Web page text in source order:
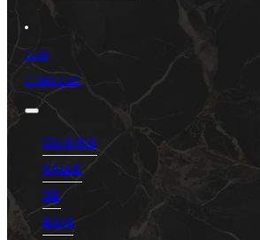
NOS
CONSEILS
CUISINE
SALLE
DE
BAIN